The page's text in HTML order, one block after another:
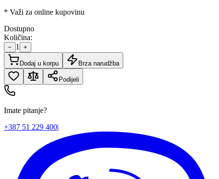
* Važi za online kupovinu
Dostupno
Količina:
− 1 +
Dodaj u korpu Brza narudžba
Podijeli
Imate pitanje?
+387 51 229 400|